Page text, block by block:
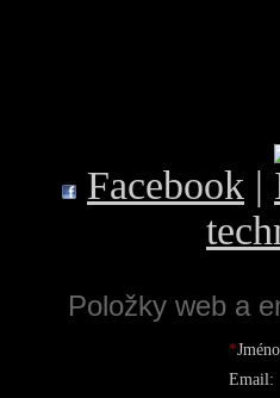
Facebook |
Položky web a
*
Email: